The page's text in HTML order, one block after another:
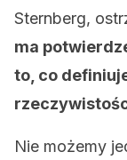
Sternberg,
ma
to, co
Nie możemy